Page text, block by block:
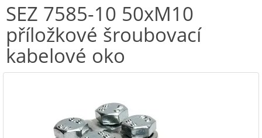
SEZ 7585-10 50xM10
příložkové šroubovací
kabelové oko